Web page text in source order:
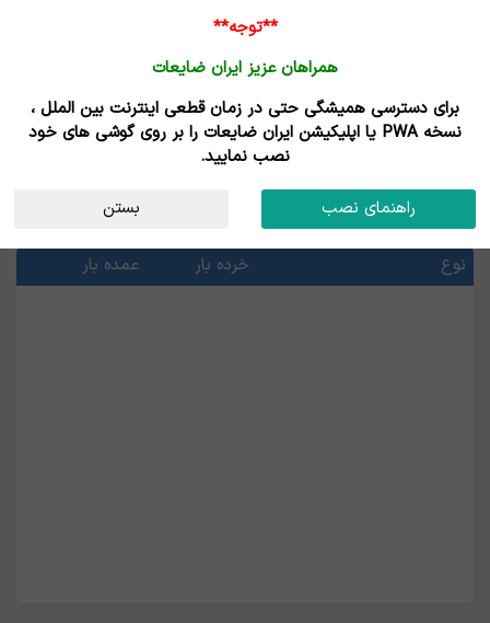
خرید ضایعات مس - فروش ضایعات مس
قیمت ضایعات مس
آخرین قیمت ها
نوع
خرده بار عمده بار
**توجه**
همراهان عزیز ایران ضایعات
برای دسترسی همیشگی حتی در زمان قطعی اینترنت بین الملل ،
نسخه PWA یا اپلیکیشن ایران ضایعات را بر روی گوشی های خود
نصب نمایید.
راهنمای نصب بستن